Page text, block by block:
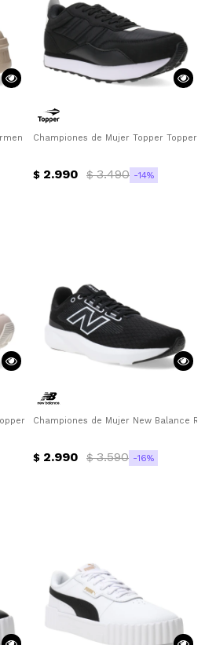
X Tra Puma - Beige Arena
Championes de Mujer Topper Topper
$ 2.990 $ 3.490 14
- Beige
Championes de Mujer New Balance
$ 2.990 $ 3.590 16